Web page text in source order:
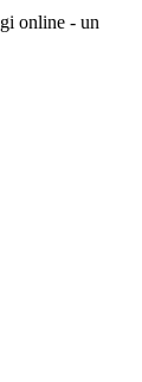
online - un